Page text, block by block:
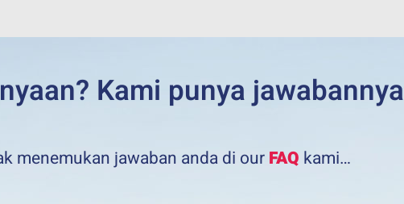
Kami punya jawabannya
menemukan jawaban anda di ourFAQ kami…